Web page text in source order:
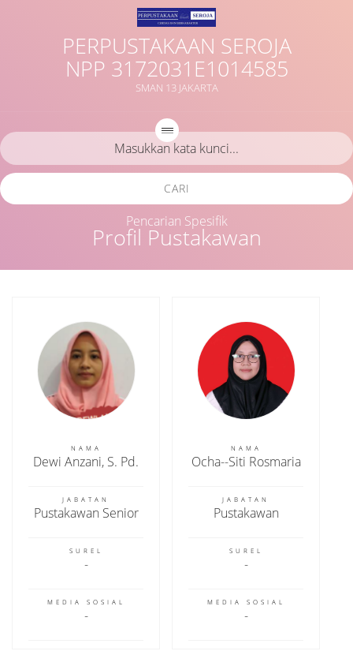
PERPUSTAKAAN SEROJA
NPP 3172031E1014585
SMAN 13 JAKARTA
Profil Pustakawan
CARI
Pencarian Spesifik
NAMA
Dewi Anzani, S. Pd.
JABATAN
Pustakawan Senior
SUREL
MEDIA SOSIAL
NAMA
Ocha--Siti Rosmaria
JABATAN
Pustakawan
SUREL
MEDIA SOSIAL